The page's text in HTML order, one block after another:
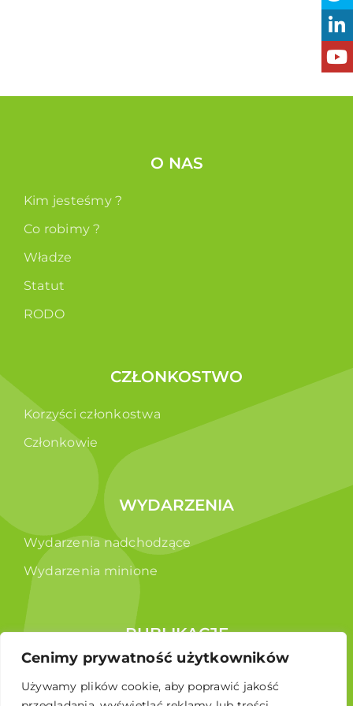
Cenimy prywatność użytkowników
Używamy plików cookie, aby poprawić jakość
O NAS
Kim jesteśmy ?
Co robimy ?
Władze
Statut
RODO
CZŁONKOSTWO
Korzyści członkostwa
Członkowie
WYDARZENIA
Wydarzenia nadchodzące
Wydarzenia minione
PUBLIKACJE
Raporty
Broszura edukacyjna